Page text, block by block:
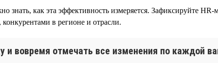
знать, как эта эффективность измеряется. Зафиксируйте
в регионе и отрасли.
и вовремя отмечать все изменения по каждой